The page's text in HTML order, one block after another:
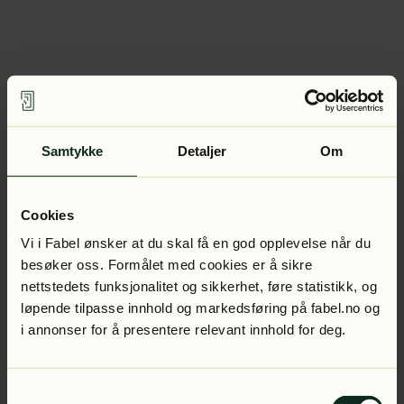
Samtykke Detaljer Om
Cookies
Vi i Fabel ønsker at du skal få en god opplevelse når du
besøker oss. Formålet med cookies er å sikre
nettstedets funksjonalitet og sikkerhet, føre statistikk, og
løpende tilpasse innhold og markedsføring på fabel.no og
i annonser for å presentere relevant innhold for deg.